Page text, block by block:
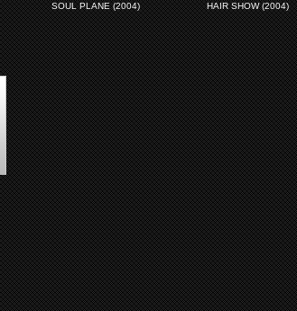
SOUL PLANE (2004) HAIR SHOW (2004)